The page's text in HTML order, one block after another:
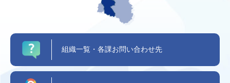
組織一覧・各課お問い合わせ先